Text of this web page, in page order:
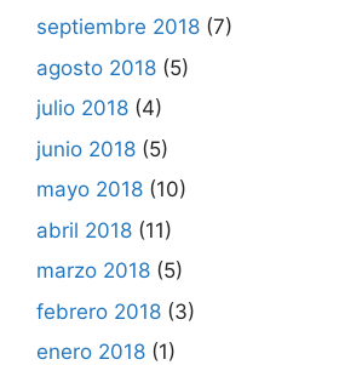
septiembre 2018 (7)
agosto 2018 (5)
julio 2018 (4)
junio 2018 (5)
mayo 2018 (10)
abril 2018 (11)
marzo 2018 (5)
febrero 2018 (3)
enero 2018 (1)